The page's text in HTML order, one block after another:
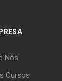
Nós
Cursos